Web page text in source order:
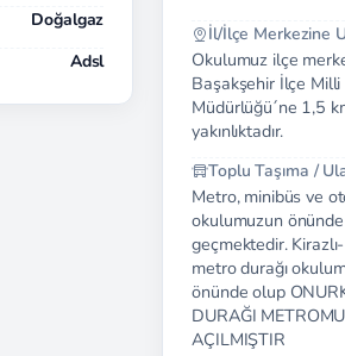
Doğalgaz
Adsl
İl/İlçe Merkezine
Okulumuz ilçe
Başakşehir İlçe Milli
Müdürlüğü´ne 1,5
yakınlıktadır.
Toplu Taşıma /
Metro, minibüs ve
okulumuzun
geçmektedir.
metro durağı
önünde olup
DURAĞI
AÇILMIŞTIR